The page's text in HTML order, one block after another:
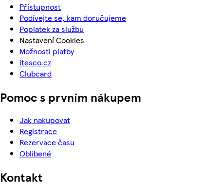
Přístupnost
Podívejte se, kam doručujeme
Poplatek za službu
Nastavení Cookies
Možnosti platby
itesco.cz
Clubcard
Pomoc s prvním nákupem
Jak nakupovat
Registrace
Rezervace času
Oblíbené
Kontakt